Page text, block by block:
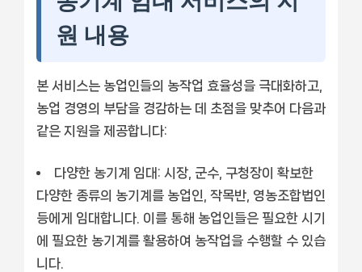
원 내용
본 서비스는 농업인들의 농작업 효율성을 극대화하고,
농업 경영의 부담을 경감하는 데 초점을 맞추어 다음과
같은 지원을 제공합니다:
다양한 농기계 임대: 시장, 군수, 구청장이 확보한
다양한 종류의 농기계를 농업인, 작목반, 영농조합법인
등에게 임대합니다. 이를 통해 농업인들은 필요한 시기
에 필요한 농기계를 활용하여 농작업을 수행할 수 있습
니다.